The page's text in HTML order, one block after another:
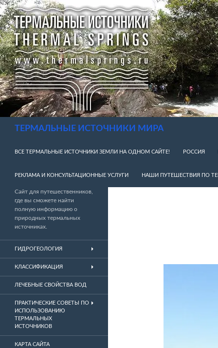
Перейти
к
содержимому
ТЕРМАЛЬНЫЕ ИСТОЧНИКИ МИРА
ВСЕ ТЕРМАЛЬНЫЕ ИСТОЧНИКИ ЗЕМЛИ НА ОДНОМ САЙТЕ! РОССИЯ
РЕКЛАМА И КОНСУЛЬТАЦИОННЫЕ УСЛУГИ НАШИ ПУТЕШЕСТВИЯ ПО
Сайт для путешественников,
где вы сможете найти
полную информацию о
природных термальных
источниках.
ГИДРОГЕОЛОГИЯ
КЛАССИФИКАЦИЯ
ЛЕЧЕБНЫЕ СВОЙСТВА ВОД
ПРАКТИЧЕСКИЕ СОВЕТЫ ПО
ИСПОЛЬЗОВАНИЮ
ТЕРМАЛЬНЫХ
ИСТОЧНИКОВ
КАРТА САЙТА